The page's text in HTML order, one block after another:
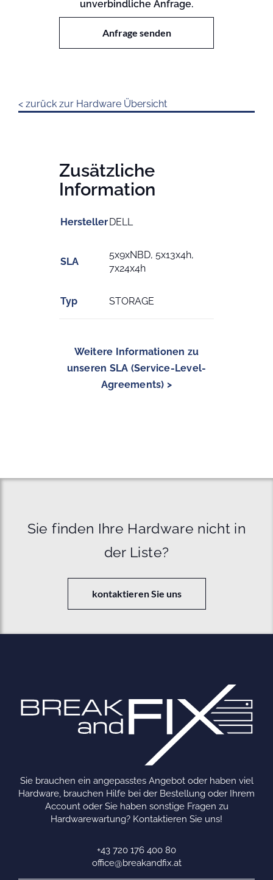
unverbindliche Anfrage.
Anfrage senden
< zurück zur Hardware Übersicht
Zusätzliche
Information
HerstellerDELL
SLA
5x9xNBD, 5x13x4h,
7x24x4h
Typ STORAGE
Weitere Informationen zu
unseren SLA (Service-Level-
Agreements) >
Sie finden Ihre Hardware nicht in
der Liste?
kontaktieren Sie uns
Sie brauchen ein angepasstes Angebot oder haben viel
Hardware, brauchen Hilfe bei der Bestellung oder Ihrem
Account oder Sie haben sonstige Fragen zu
Hardwarewartung? Kontaktieren Sie uns!
+43 720 176 400 80
office@breakandfix.at